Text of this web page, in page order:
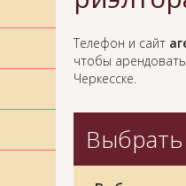
Телефон и сайт
чтобы
Черкесске.
Выбрать